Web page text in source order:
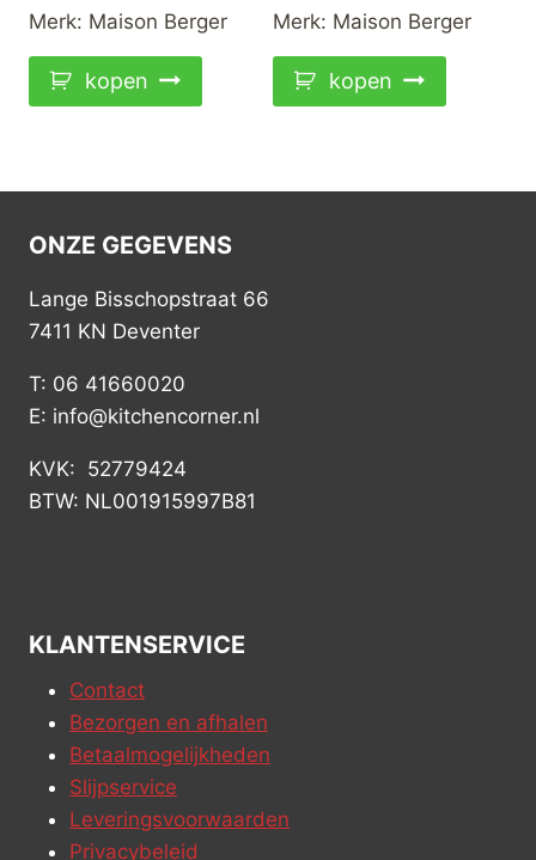
Merk: Maison Berger
kopen
Merk: Maison Berger
kopen
ONZE GEGEVENS
Lange Bisschopstraat 66
7411 KN Deventer
T: 06 41660020
E: info@kitchencorner.nl
KVK: 52779424
BTW: NL001915997B81
KLANTENSERVICE
Contact
Bezorgen en afhalen
Betaalmogelijkheden
Slijpservice
Leveringsvoorwaarden
Privacybeleid